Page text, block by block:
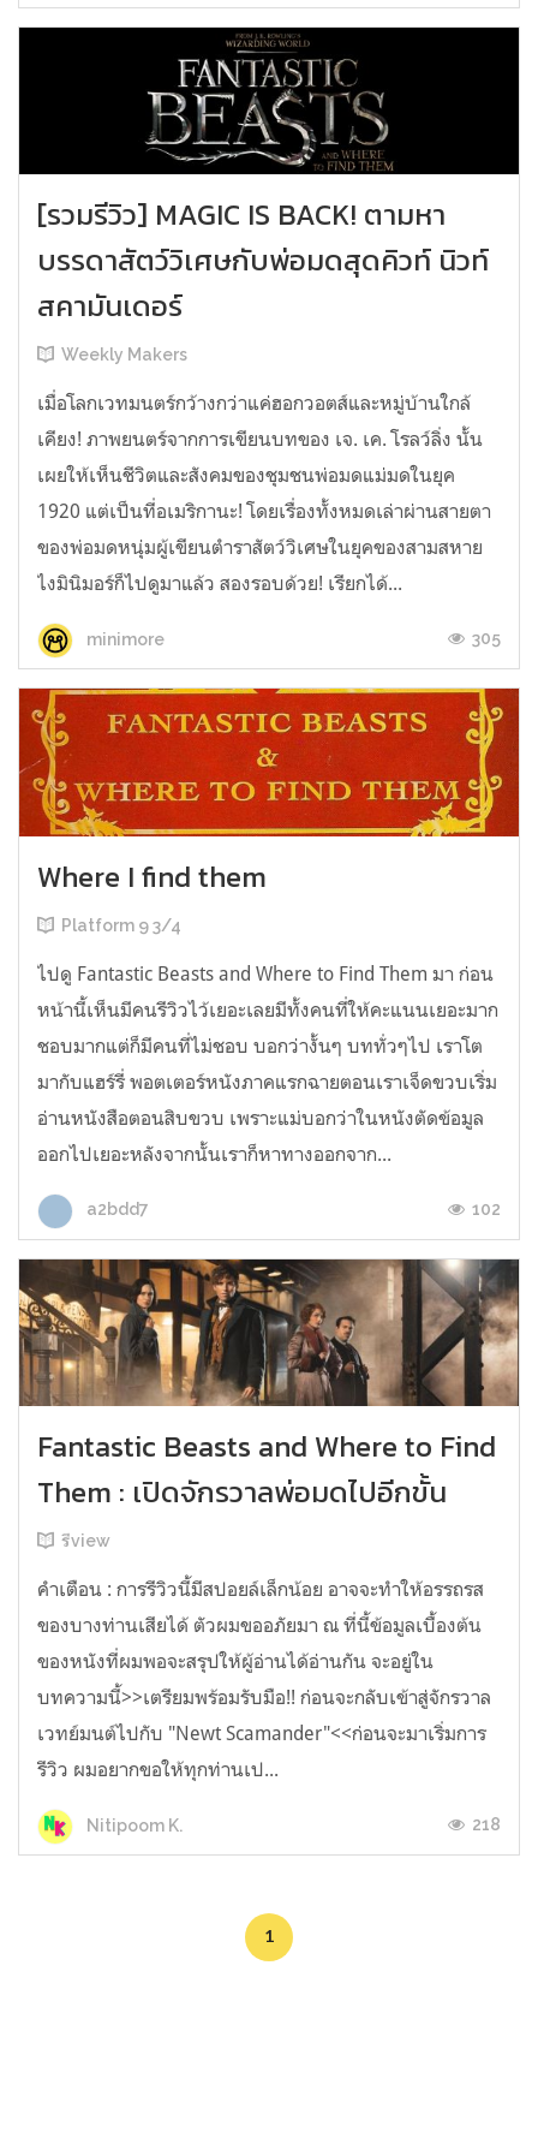
[รวมรีวิว] MAGIC IS BACK! ตามหา
บรรดาสัตว์วิเศษกับพ่อมดสุดคิวท์ นิวท์
สคามันเดอร์
Weekly Makers
เมื่อโลกเวทมนตร์กว้างกว่าแค่ฮอกวอตส์และหมู่บ้านใกล้
เคียง! ภาพยนตร์จากการเขียนบทของ เจ. เค. โรลว์ลิ่ง นั้น
เผยให้เห็นชีวิตและสังคมของชุมชนพ่อมดแม่มดในยุค
1920 แต่เป็นที่อเมริกานะ! โดยเรื่องทั้งหมดเล่าผ่านสายตา
ของพ่อมดหนุ่มผู้เขียนตำราสัตว์วิเศษในยุคของสามสหาย
ไงมินิมอร์ก็ไปดูมาแล้ว สองรอบด้วย! เรียกได้...
minimore 305
Where I find them
Platform 9 3/4
ไปดู Fantastic Beasts and Where to Find Them มา ก่อน
หน้านี้เห็นมีคนรีวิวไว้เยอะเลยมีทั้งคนที่ให้คะแนนเยอะมาก
ชอบมากแต่ก็มีคนที่ไม่ชอบ บอกว่างั้นๆ บททั่วๆไป เราโต
มากับแฮร์รี่ พอตเตอร์หนังภาคแรกฉายตอนเราเจ็ดขวบเริ่ม
อ่านหนังสือตอนสิบขวบ เพราะแม่บอกว่าในหนังตัดข้อมูล
ออกไปเยอะหลังจากนั้นเราก็หาทางออกจาก...
a2bdd7 102
Fantastic Beasts and Where to Find
Them : เปิดจักรวาลพ่อมดไปอีกขั้น
รีview
คำเตือน : การรีวิวนี้มีสปอยล์เล็กน้อย อาจจะทำให้อรรถรส
ของบางท่านเสียได้ ตัวผมขออภัยมา ณ ที่นี้ข้อมูลเบื้องต้น
ของหนังที่ผมพอจะสรุปให้ผู้อ่านได้อ่านกัน จะอยู่ใน
บทความนี้>>เตรียมพร้อมรับมือ!! ก่อนจะกลับเข้าสู่จักรวาล
เวทย์มนต์ไปกับ "Newt Scamander"<<ก่อนจะมาเริ่มการ
รีวิว ผมอยากขอให้ทุกท่านเป...
Nitipoom K. 218
1